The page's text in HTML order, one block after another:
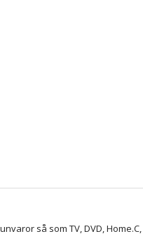
så som TV, DVD,